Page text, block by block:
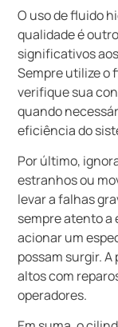
O uso de fluido
qualidade é
significativos
Sempre utilize o
verifique sua
quando
eficiência do
Por último,
estranhos ou
levar a falhas
sempre atento a
acionar um
possam surgir.
altos com
operadores.